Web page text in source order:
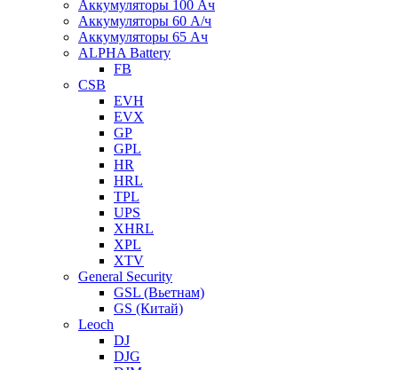
Аккумуляторы 100 Ач
Аккумуляторы 60 А/ч
Аккумуляторы 65 Ач
ALPHA Battery
FB
CSB
EVH
EVX
GP
GPL
HR
HRL
TPL
UPS
XHRL
XPL
XTV
General Security
GSL (Вьетнам)
GS (Китай)
Leoch
DJ
DJG